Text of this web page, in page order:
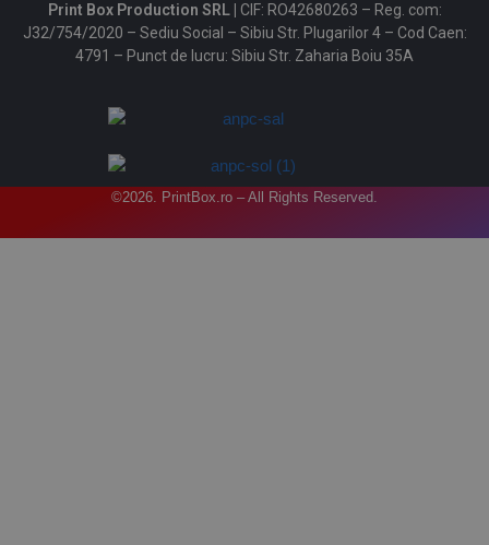
Print Box Production SRL | CIF: RO42680263 – Reg. com:
J32/754/2020 – Sediu Social – Sibiu Str. Plugarilor 4 – Cod Caen:
4791 – Punct de lucru: Sibiu Str. Zaharia Boiu 35A
©2026. PrintBox.ro – All Rights Reserved.